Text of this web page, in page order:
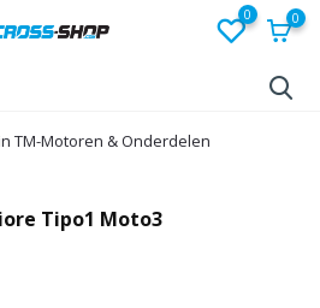
0 0
TM-Motoren & Onderdelen
Tipo1 Moto3